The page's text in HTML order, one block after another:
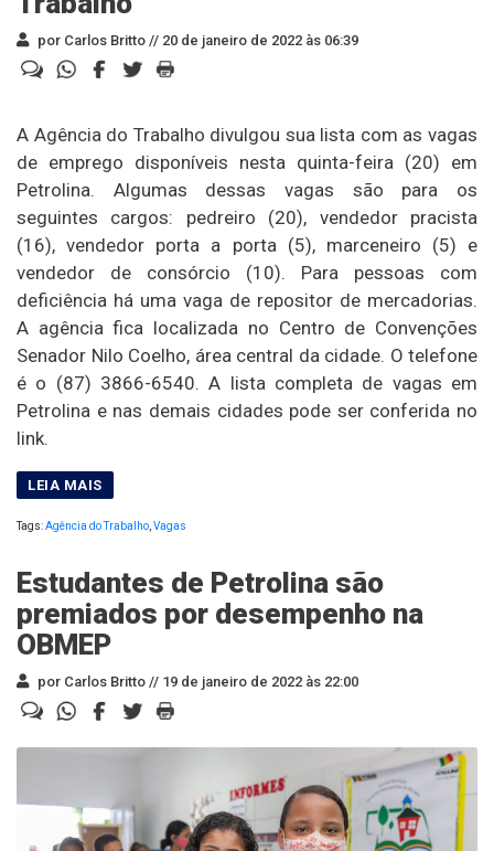
por Carlos Britto // 20 de janeiro de 2022 às 06:39
A Agência do Trabalho divulgou sua lista com as vagas
de emprego disponíveis nesta quinta-feira (20) em
Petrolina. Algumas dessas vagas são para os
seguintes cargos: pedreiro (20), vendedor pracista
(16), vendedor porta a porta (5), marceneiro (5) e
vendedor de consórcio (10). Para pessoas com
deficiência há uma vaga de repositor de mercadorias.
A agência fica localizada no Centro de Convenções
Senador Nilo Coelho, área central da cidade. O telefone
é o (87) 3866-6540. A lista completa de vagas em
Petrolina e nas demais cidades pode ser conferida no
link.
Tags:Agência do Trabalho,Vagas
Estudantes de Petrolina são
premiados por desempenho na
OBMEP
por Carlos Britto // 19 de janeiro de 2022 às 22:00